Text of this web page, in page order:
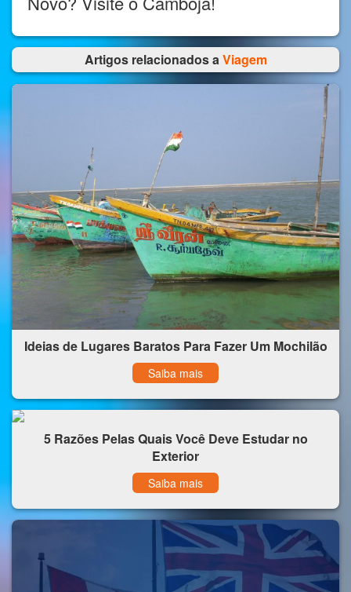
Artigos relacionados aViagem
Ideias de Lugares Baratos Para Fazer Um Mochilão
Saiba mais
5 Razões Pelas Quais Você Deve Estudar no
Exterior
Saiba mais